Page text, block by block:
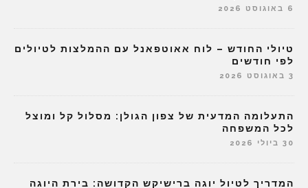
6 באוגוסט 2026
טיולי החודש – לוח אאוטפאנל עם ההמלצות לטיולים
לפי חודשים
3 באוגוסט 2026
התעלומה המדעית של צפון הגולן: מסלול קל ומוצל
לכל המשפחה
30 ביולי 2026
המדריך לטיול יוגה ברישיקש הקדושה: בירת היוגה